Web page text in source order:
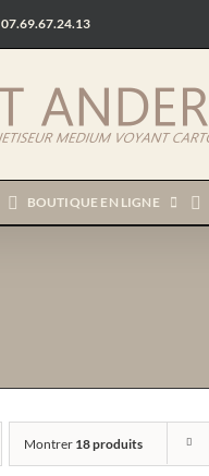
07.69.67.24.13
BOUTIQUE EN LIGNE
Montrer 18 produits